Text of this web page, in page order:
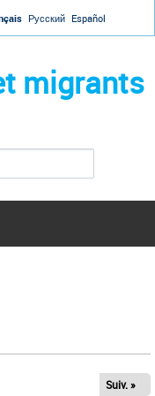
Русский Español
migrants
Suiv. »